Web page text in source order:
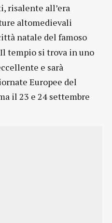
risalente all’era
altomedievali
natale del famoso
Il tempio si trova in uno
e sarà
Europee del
il 23 e 24 settembre